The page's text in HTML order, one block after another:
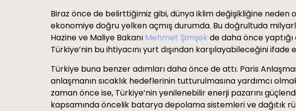
Biraz önce de belirttiğimiz gibi, dünya iklim değişikliğine
ekonomiye doğru yelken açmış durumda. Bu doğrultuda
Hazine ve Maliye Bakanı Mehmet Şimşek de daha önce
Türkiye’nin bu ihtiyacını yurt dışından karşılayabileceğini ifade
Türkiye buna benzer adımları daha önce de attı. Paris
anlaşmanın sıcaklık hedeflerinin tutturulmasına yardımcı
zaman önce ise, Türkiye’nin yenilenebilir enerji pazarını
kapsamında öncelik batarya depolama sistemleri ve dağıtık